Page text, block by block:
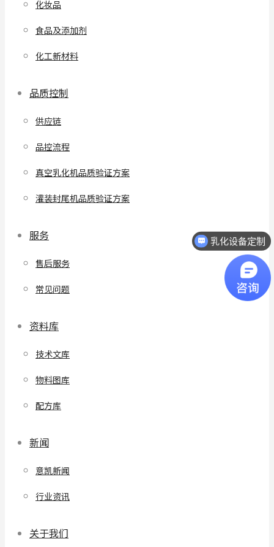
化妆品
食品及添加剂
化工新材料
品质控制
供应链
品控流程
真空乳化机品质验证方案
灌装封尾机品质验证方案
服务
售后服务
常见问题
资料库
技术文库
物料图库
配方库
新闻
意凯新闻
行业资讯
关于我们
乳化设备定制